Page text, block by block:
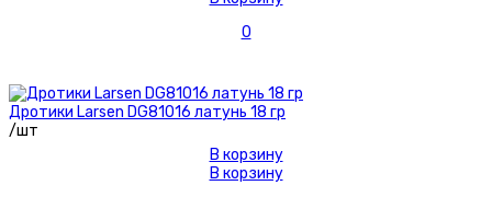
0
Дротики Larsen DG81016 латунь 18 гр
/шт
В корзину
В корзину